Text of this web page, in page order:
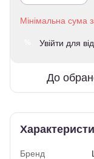
Увійти для
До
Бренд